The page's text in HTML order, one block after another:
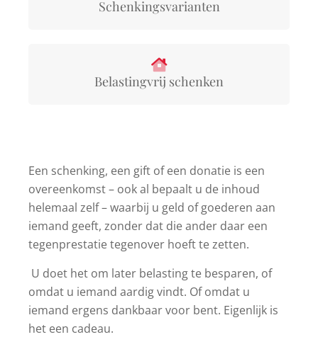
Schenkingsvarianten
Belastingvrij schenken
Een schenking, een gift of een donatie is een
overeenkomst – ook al bepaalt u de inhoud
helemaal zelf – waarbij u geld of goederen aan
iemand geeft, zonder dat die ander daar een
tegenprestatie tegenover hoeft te zetten.
U doet het om later belasting te besparen, of
omdat u iemand aardig vindt. Of omdat u
iemand ergens dankbaar voor bent. Eigenlijk is
het een cadeau.